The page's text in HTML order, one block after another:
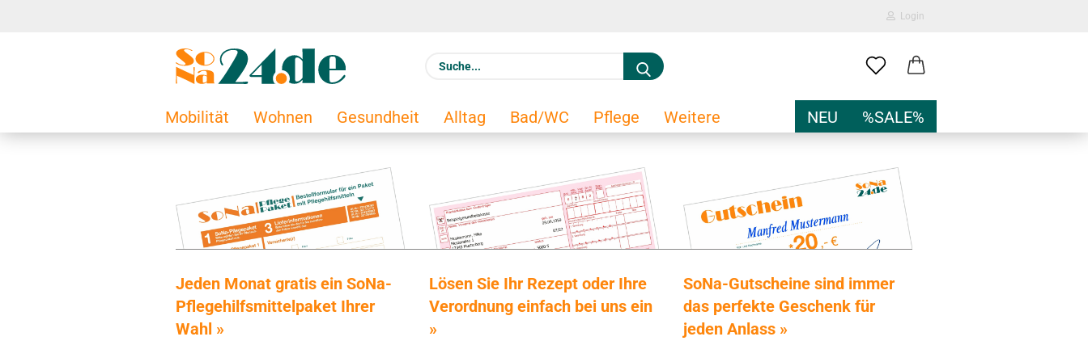
Login
E-Mail
Passwort vergessen?
S
c
h
Mobilität Wohnen Gesundheit Alltag Bad/WC Pflege NEU %SALE%
Weitere
Jeden Monat gratis ein SoNa-
Pflegehilfsmittelpaket Ihrer
Wahl »
Lösen Sie Ihr Rezept oder Ihre
Verordnung einfach bei uns ein
»
SoNa-Gutscheine sind immer
das perfekte Geschenk für
jeden Anlass »